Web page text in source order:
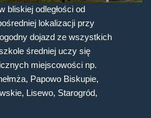
bliskiej odległości od
lokalizacji przy
dojazd ze wszystkich
średniej uczy się
miejscowości np.
Papowo Biskupie,
Lisewo, Starogród,